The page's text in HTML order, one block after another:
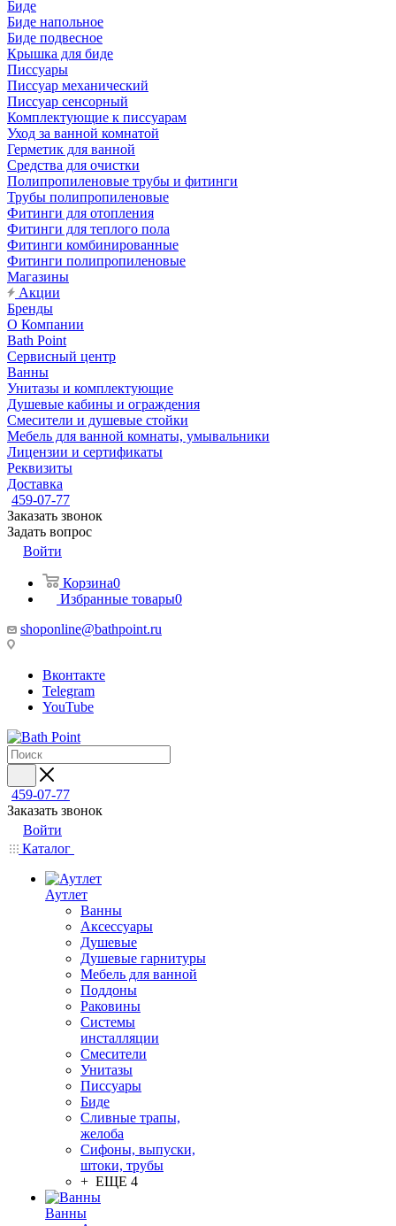
Биде
Биде напольное
Биде подвесное
Крышка для биде
Писсуары
Писсуар механический
Писсуар сенсорный
Комплектующие к писсуарам
Уход за ванной комнатой
Герметик для ванной
Средства для очистки
Полипропиленовые трубы и фитинги
Трубы полипропиленовые
Фитинги для отопления
Фитинги для теплого пола
Фитинги комбинированные
Фитинги полипропиленовые
Магазины
Акции
Бренды
О Компании
Bath Point
Сервисный центр
Ванны
Унитазы и комплектующие
Душевые кабины и ограждения
Смесители и душевые стойки
Мебель для ванной комнаты, умывальники
Лицензии и сертификаты
Реквизиты
Доставка
459-07-77
Заказать звонок
Задать вопрос
Войти
Корзина0
Избранные товары0
shoponline@bathpoint.ru
Вконтакте
Telegram
YouTube
459-07-77
Заказать звонок
Войти
Каталог
Аутлет
Ванны
Аксессуары
Душевые
Душевые гарнитуры
Мебель для ванной
Поддоны
Раковины
Системы
инсталляции
Смесители
Унитазы
Писсуары
Биде
Сливные трапы,
желоба
Сифоны, выпуски,
штоки, трубы
+ ЕЩЕ 4
Ванны